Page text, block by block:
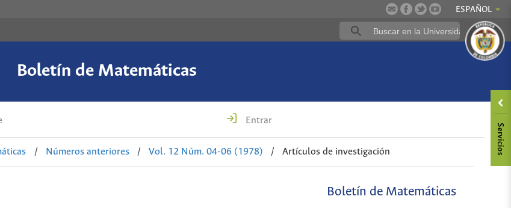
ESPAÑOL
Boletín de Matemáticas
Entrar
/ Números anteriores / Vol. 12 Núm. 04-06 (1978) / Artículos de investigación
Boletín de Matemáticas